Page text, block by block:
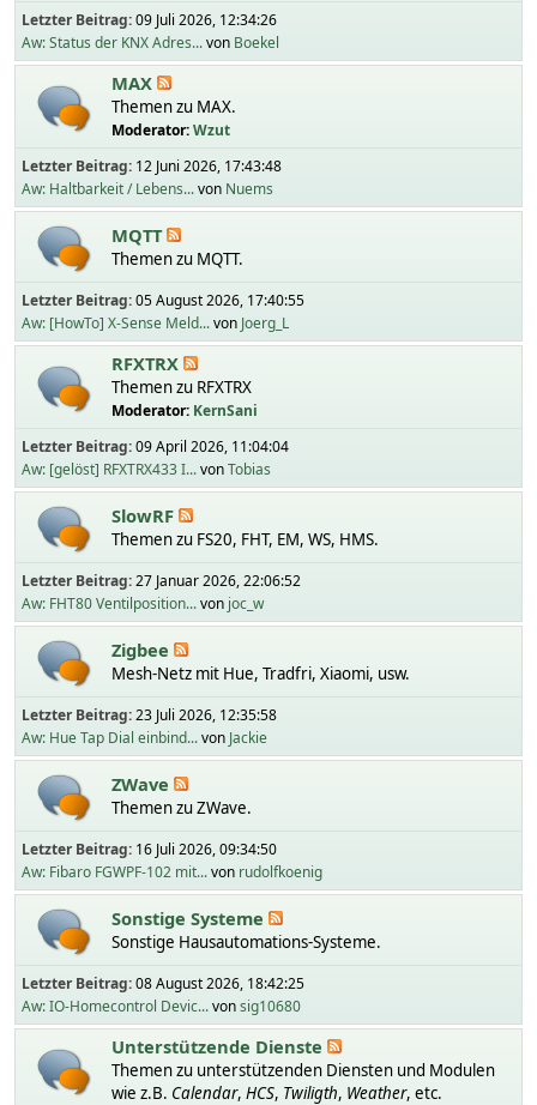
Letzter Beitrag:09 Juli 2026, 12:34:26
Aw: Status der KNX Adres...von Boekel
MAX
Themen zu MAX.
Moderator:Wzut
Letzter Beitrag: 12 Juni 2026, 17:43:48
Aw: Haltbarkeit / Lebens...von Nuems
MQTT
Themen zu MQTT.
Letzter Beitrag:05 August 2026, 17:40:55
Aw: [HowTo] X-Sense Meld...von Joerg_L
RFXTRX
Themen zu RFXTRX
Moderator: KernSani
Letzter Beitrag:09 April 2026, 11:04:04
Aw: [gelöst] RFXTRX433 I...vonTobias
SlowRF
Themen zu FS20, FHT, EM, WS, HMS.
Letzter Beitrag:27 Januar 2026, 22:06:52
Aw: FHT80 Ventilposition...von joc_w
Zigbee
Mesh-Netz mit Hue, Tradfri, Xiaomi, usw.
Letzter Beitrag:23 Juli 2026, 12:35:58
Aw: Hue Tap Dial einbind...von Jackie
ZWave
Themen zu ZWave.
Letzter Beitrag: 16 Juli 2026, 09:34:50
Aw: Fibaro FGWPF-102 mit...von rudolfkoenig
Sonstige Systeme
Sonstige Hausautomations-Systeme.
Letzter Beitrag:08 August 2026, 18:42:25
Aw: IO-Homecontrol Devic...vonsig10680
Unterstützende Dienste
Themen zu unterstützenden Diensten und Modulen
wie z.B. Calendar, HCS, Twiligth, Weather, etc.